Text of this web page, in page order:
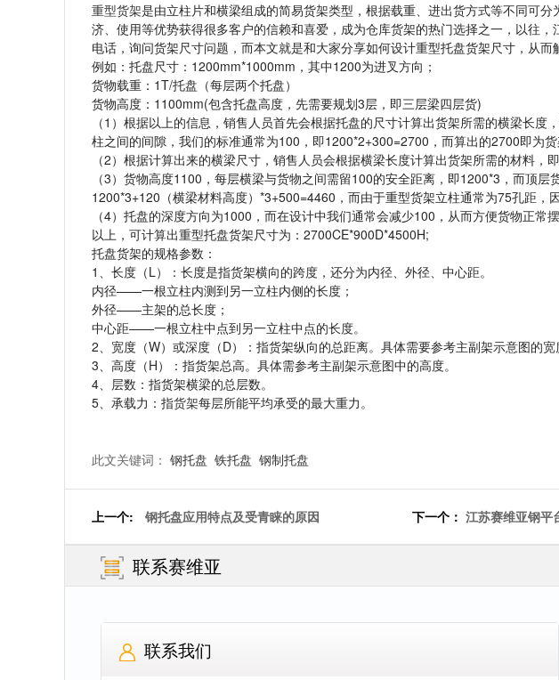
重型货架是由立柱片和横梁组成的简易货架类型，根据载重、进出货方式等不同可
济、使用等优势获得很多客户的信赖和喜爱，成为仓库货架的热门选择之一，以往
电话，询问货架尺寸问题，而本文就是和大家分享如何设计重型托盘货架尺寸，从而
例如：托盘尺寸：1200mm*1000mm，其中1200为进叉方向；
货物载重：1T/托盘（每层两个托盘）
货物高度：1100mm(包含托盘高度，先需要规划3层，即三层梁四层货)
（1）根据以上的信息，销售人员首先会根据托盘的尺寸计算出货架所需的横梁长
柱之间的间隙，我们的标准通常为100，即1200*2+300=2700，而算出的2700即为货
（2）根据计算出来的横梁尺寸，销售人员会根据横梁长度计算出货架所需的材料，
（3）货物高度1100，每层横梁与货物之间需留100的安全距离，即1200*3，而顶层
1200*3+120（横梁材料高度）*3+500=4460，而由于重型货架立柱通常为75孔距，
（4）托盘的深度方向为1000，而在设计中我们通常会减少100，从而方便货物正常
以上，可计算出重型托盘货架尺寸为：2700CE*900D*4500H;
托盘货架的规格参数：
1、长度（L）：长度是指货架横向的跨度，还分为内径、外径、中心距。
内径——一根立柱内测到另一立柱内侧的长度；
外径——主架的总长度；
中心距——一根立柱中点到另一立柱中点的长度。
2、宽度（W）或深度（D）：指货架纵向的总距离。具体需要参考主副架示意图的宽
3、高度（H）：指货架总高。具体需参考主副架示意图中的高度。
4、层数：指货架横梁的总层数。
5、承载力：指货架每层所能平均承受的最大重力。
此文关键词： 钢托盘 铁托盘 钢制托盘
上一个: 钢托盘应用特点及受青睐的原因 下一个： 江苏赛维亚钢平
联系赛维亚
联系我们